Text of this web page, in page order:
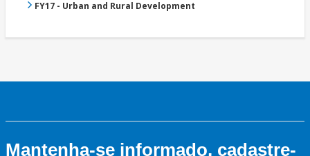
FY17 - Urban and Rural Development
Mantenha-se informado, cadastre-